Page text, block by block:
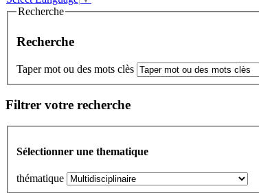
Recherche
Recherche
Taper mot ou des mots clès
Filtrer votre recherche
Sélectionner une thematique
thématique